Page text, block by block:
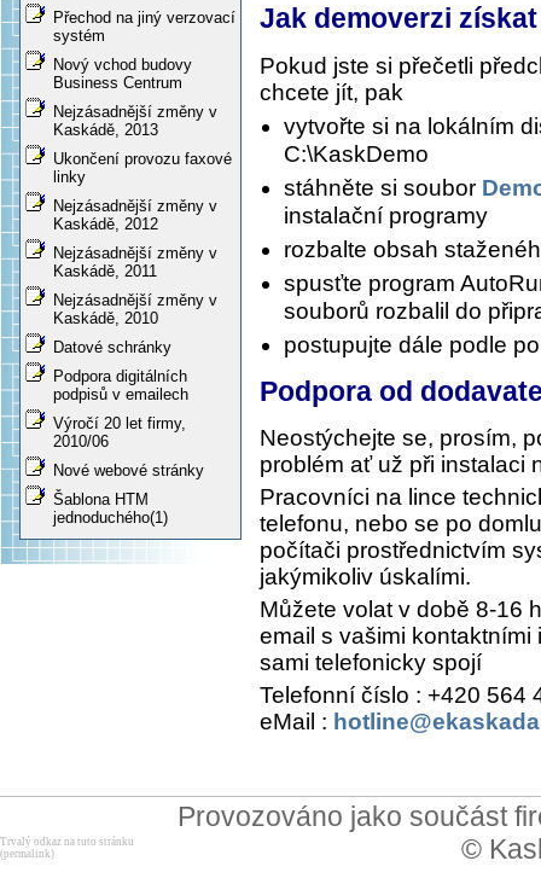
Přechod na jiný verzovací
systém
Nový vchod budovy
Business Centrum
Nejzásadnější změny v
Kaskádě, 2013
Ukončení provozu faxové
linky
Nejzásadnější změny v
Kaskádě, 2012
Nejzásadnější změny v
Kaskádě, 2011
Nejzásadnější změny v
Kaskádě, 2010
Datové schránky
Podpora digitálních
podpisů v emailech
Výročí 20 let firmy,
2010/06
Nové webové stránky
Šablona HTM
jednoduchého(1)
Jak demoverzi
Pokud jste si přečetli
chcete jít, pak
vytvořte si na lokálním
C:\KaskDemo
stáhněte si soubor
instalační programy
rozbalte obsah
spusťte program
souborů rozbalil do
postupujte dále podle
Podpora od
Neostýchejte se, prosím,
problém ať už při instalaci
Pracovníci na lince
telefonu, nebo se po
počítači prostřednictvím
jakýmikoliv úskalími.
Můžete volat v době 8-16
email s vašimi
sami telefonicky spojí
Telefonní číslo : +420 564
eMail :
Provozováno jako součást
©
Trvalý odkaz na tuto stránku
(permalink)